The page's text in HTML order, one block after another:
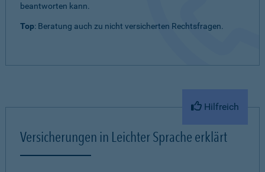
beantworten kann.
Top: Beratung auch zu nicht versicherten Rechtsfragen.
Hilfreich
Versicherungen in Leichter Sprache erklärt